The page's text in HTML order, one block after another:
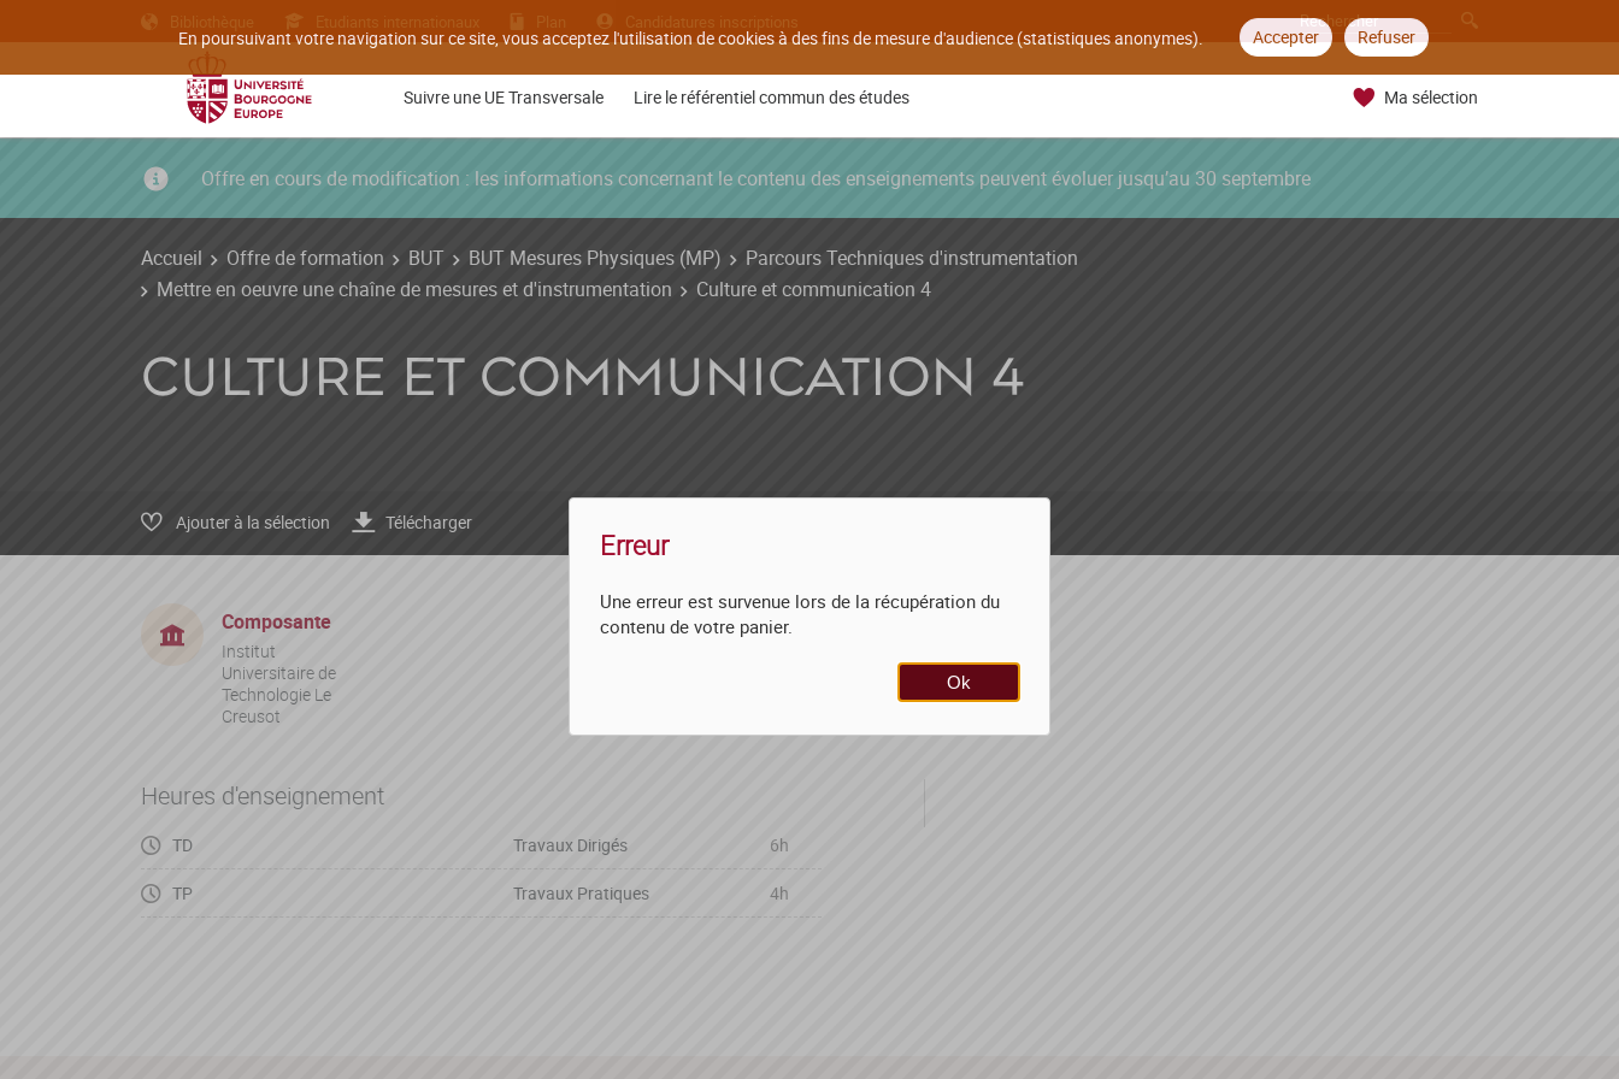
En poursuivant votre navigation sur ce site, vous acceptez l'utilisation de cookies à des fins de mesure d'audience (statistiques anonymes). Accepter Refuser
Bibliothèque Etudiants internationaux Plan Candidatures inscriptions
Suivre une UE Transversale Lire le référentiel commun des études Ma sélection
Offre en cours de modification : les informations concernant le contenu des enseignements peuvent évoluer jusqu’au 30 septembre
Accueil Offre de formation BUT BUT Mesures Physiques (MP)
Parcours Techniques d'instrumentation
Mettre en oeuvre une chaîne de mesures et d'instrumentation
Culture et communication 4
CULTURE ET COMMUNICATION 4
Ajouter à la sélection Télécharger
Composante
Institut
Universitaire de
Technologie Le
Creusot
Heures d'enseignement
TD Travaux Dirigés 6h
TP Travaux Pratiques 4h
Erreur
Une erreur est survenue lors de la récupération du
contenu de votre panier.
Ok